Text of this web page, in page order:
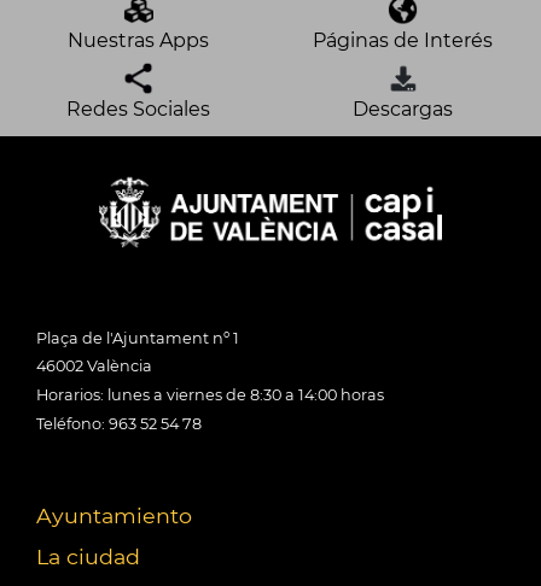
Nuestras Apps Páginas de Interés
Redes Sociales Descargas
Plaça de l'Ajuntament nº 1
46002 València
Horarios: lunes a viernes de 8:30 a 14:00 horas
Teléfono: 963 52 54 78
Ayuntamiento
La ciudad